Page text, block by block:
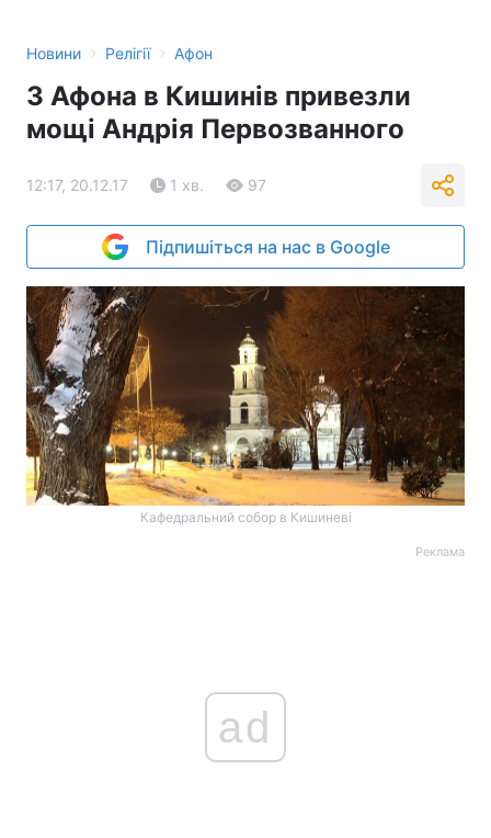
Новини › Релігії › Афон
З Афона в Кишинів привезли
мощі Андрія Первозванного
12:17, 20.12.17 1 хв. 97
Підпишіться на нас в Google
Кафедральний собор в Кишиневі
Реклама
ad